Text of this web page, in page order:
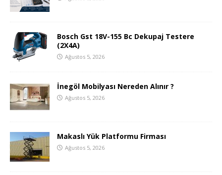
Bosch Gst 18V-155 Bc Dekupaj Testere
(2X4A)
Ağustos 5, 2026
İnegöl Mobilyası Nereden Alınır ?
Ağustos 5, 2026
Makaslı Yük Platformu Firması
Ağustos 5, 2026